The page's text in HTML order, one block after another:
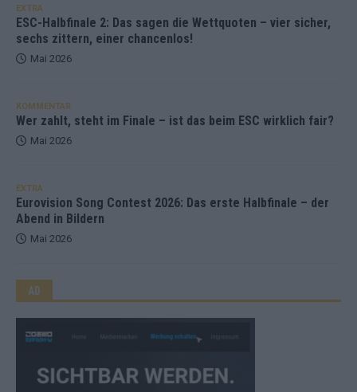
EXTRA
ESC-Halbfinale 2: Das sagen die Wettquoten – vier sicher,
sechs zittern, einer chancenlos!
Mai 2026
KOMMENTAR
Wer zahlt, steht im Finale – ist das beim ESC wirklich fair?
Mai 2026
EXTRA
Eurovision Song Contest 2026: Das erste Halbfinale – der
Abend in Bildern
Mai 2026
AD